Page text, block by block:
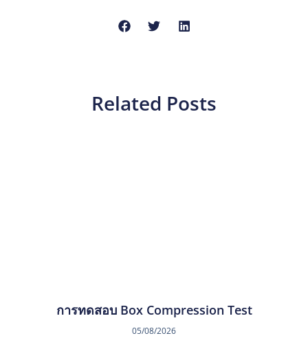
Related Posts
การทดสอบ Box Compression Test
05/08/2026